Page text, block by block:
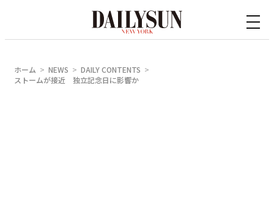
ホーム NEWS
DAILY CONTENTS
ストームが接近 独立記念日に影響か